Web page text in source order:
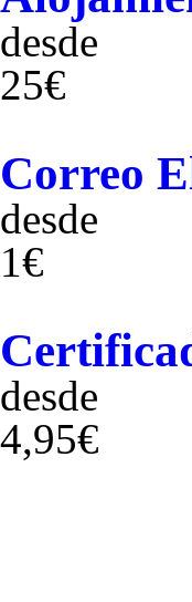
desde
25€
Correo
desde
1€
desde
4,95€